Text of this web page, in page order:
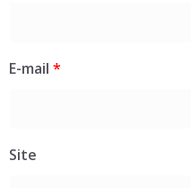
E-mail *
Site